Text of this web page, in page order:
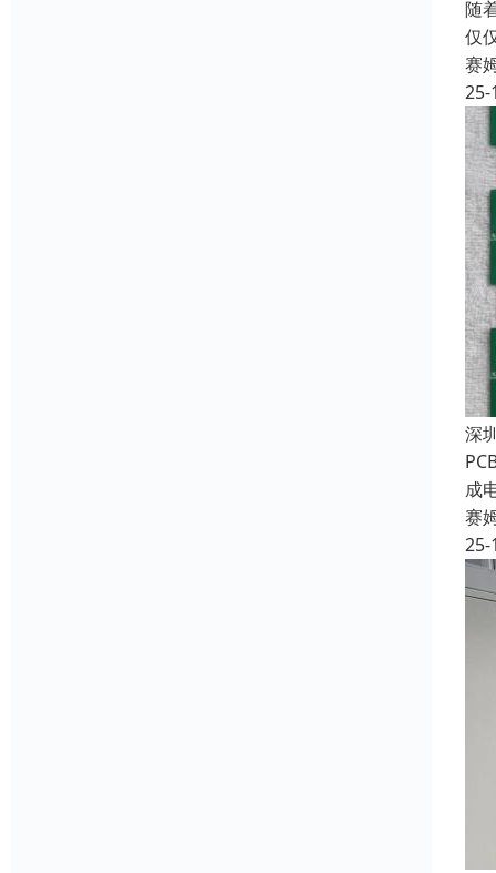
随
仅
赛
25-
深
成
赛
25-